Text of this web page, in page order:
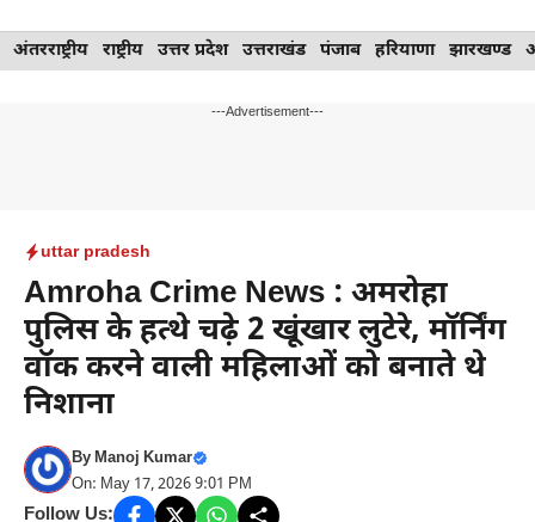
Skip
to
अंतरराष्ट्रीय राष्ट्रीय उत्तर प्रदेश उत्तराखंड पंजाब हरियाणा झारखण्ड
---Advertisement---
uttar pradesh
Amroha Crime News : अमरोहा
पुलिस के हत्थे चढ़े 2 खूंखार लुटेरे, मॉर्निंग
वॉक करने वाली महिलाओं को बनाते थे
निशाना
ByManoj Kumar
On: May 17, 2026 9:01 PM
Follow Us: